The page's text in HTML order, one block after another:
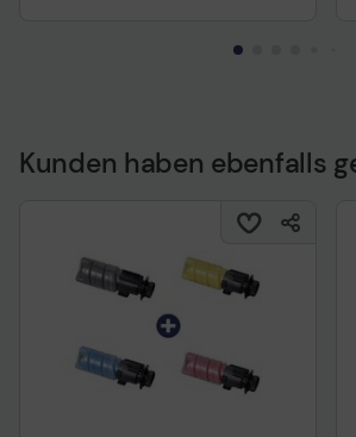
Kunden haben ebenfalls